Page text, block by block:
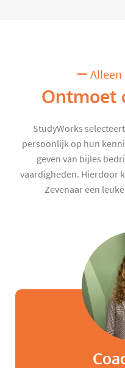
Ontmoet
StudyWorks
persoonlijk op hun
geven van bijles
vaardigheden. Hierdoor
Zevenaar een